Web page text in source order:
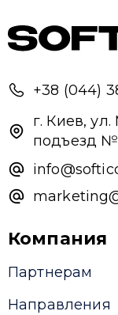
+38 (044)
г. Киев,
подъезд
Компания
Партнерам
Направления